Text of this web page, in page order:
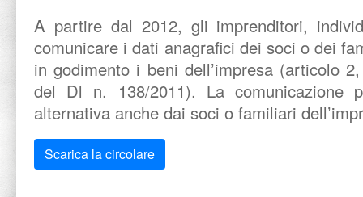
A partire dal 2012, gli imprenditori,
comunicare i dati anagrafici dei soci o dei
in godimento i beni dell’impresa (articolo
del Dl n. 138/2011). La comunicazione
alternativa anche dai soci o familiari
Scarica la circolare